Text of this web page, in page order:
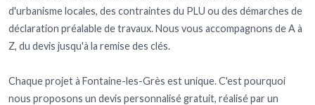
d'urbanisme locales, des contraintes du PLU ou des démarches de
déclaration préalable de travaux. Nous vous accompagnons de A à
Z, du devis jusqu'à la remise des clés.
Chaque projet à Fontaine-les-Grès est unique. C'est pourquoi
nous proposons un devis personnalisé gratuit, réalisé par un